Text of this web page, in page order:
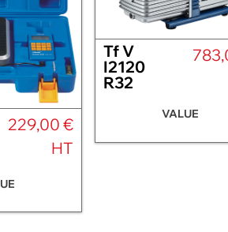
229,00 €
HT
Tf V
I2120
R32
VALUE